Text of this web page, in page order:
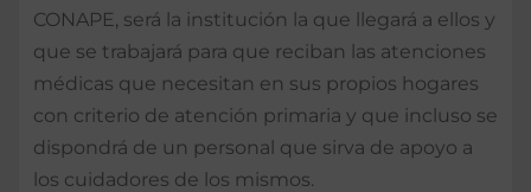
CONAPE, será la institución la que llegará a ellos y
que se trabajará para que reciban las atenciones
médicas que necesitan en sus propios hogares
con criterio de atención primaria y que incluso se
dispondrá de un personal que sirva de apoyo a
los cuidadores de los mismos.